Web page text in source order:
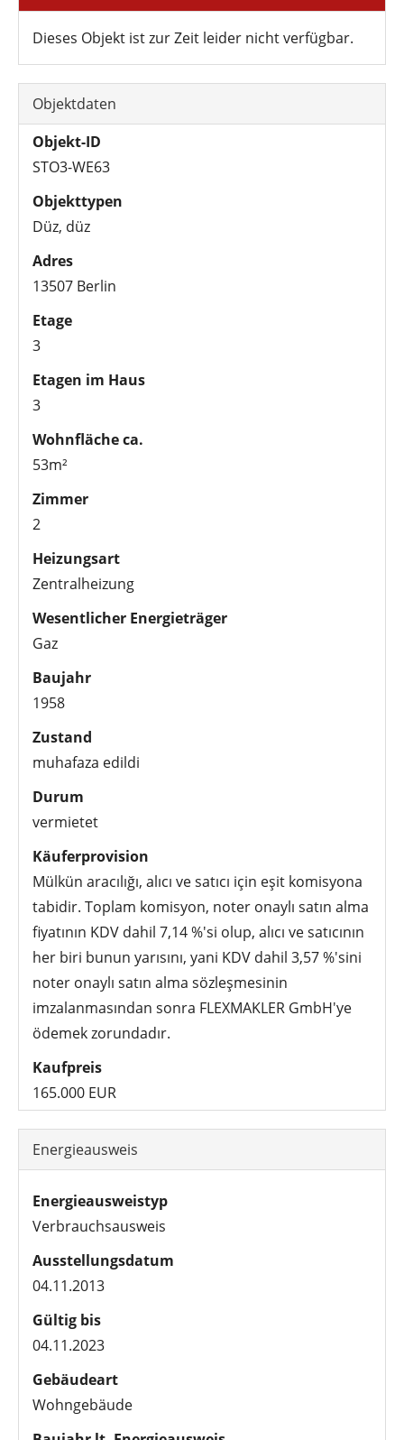
Dieses Objekt ist zur Zeit leider nicht verfügbar.
Objektdaten
Objekt-ID
STO3-WE63
Objekttypen
Düz, düz
Adres
13507 Berlin
Etage
3
Etagen im Haus
3
Wohnfläche ca.
53m²
Zimmer
2
Heizungsart
Zentralheizung
Wesentlicher Energieträger
Gaz
Baujahr
1958
Zustand
muhafaza edildi
Durum
vermietet
Käuferprovision
Mülkün aracılığı, alıcı ve satıcı için eşit komisyona
tabidir. Toplam komisyon, noter onaylı satın alma
fiyatının KDV dahil 7,14 %'si olup, alıcı ve satıcının
her biri bunun yarısını, yani KDV dahil 3,57 %'sini
noter onaylı satın alma sözleşmesinin
imzalanmasından sonra FLEXMAKLER GmbH'ye
ödemek zorundadır.
Kaufpreis
165.000 EUR
Energieausweis
Energieausweistyp
Verbrauchsausweis
Ausstellungsdatum
04.11.2013
Gültig bis
04.11.2023
Gebäudeart
Wohngebäude